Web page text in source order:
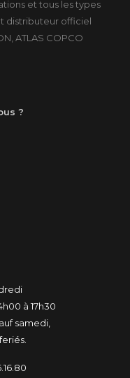
et tous les types
distributeur officiel
ATLAS COPCO
?
à 17h30
samedi,